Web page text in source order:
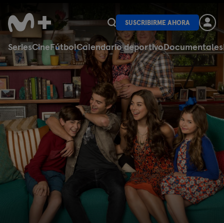
SeriesCineFútbolCalendario deportivoDocumentales
SUSCRIBIRME AHORA